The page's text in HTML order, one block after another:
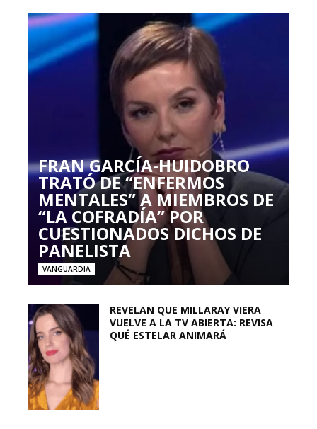
FRAN GARCÍA-HUIDOBRO
TRATÓ DE “ENFERMOS
MENTALES” A MIEMBROS DE
“LA COFRADÍA” POR
CUESTIONADOS DICHOS DE
PANELISTA
VANGUARDIA
REVELAN QUE MILLARAY VIERA
VUELVE A LA TV ABIERTA: REVISA
QUÉ ESTELAR ANIMARÁ